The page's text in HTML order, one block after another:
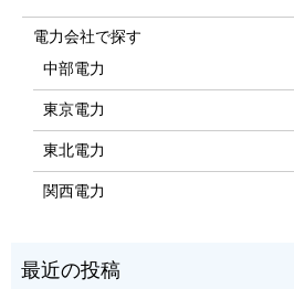
電力会社で探す
中部電力
東京電力
東北電力
関西電力